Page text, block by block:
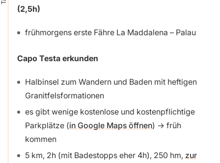
(2,5h)
frühmorgens erste Fähre La Maddalena – Palau
Capo Testa erkunden
Halbinsel zum Wandern und Baden mit heftigen
Granitfelsformationen
es gibt wenige kostenlose und kostenpflichtige
Parkplätze (in Google Maps öffnen) → früh
kommen
5 km, 2h (mit Badestopps eher 4h), 250 hm, zur